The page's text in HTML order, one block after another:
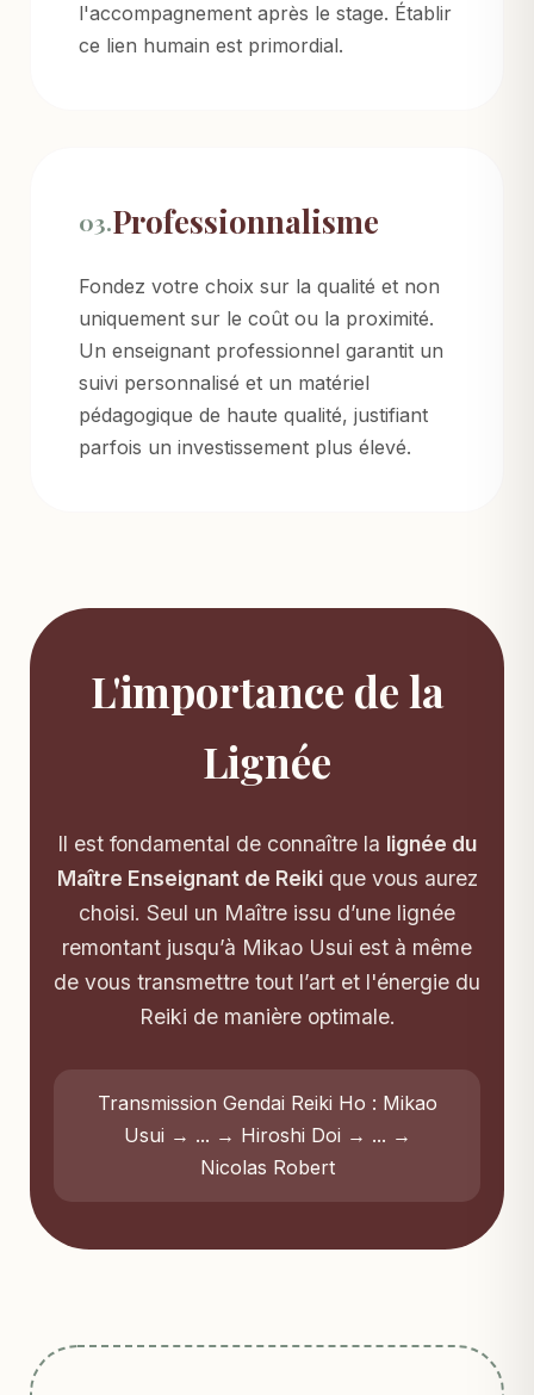
l'accompagnement après le stage. Établir
ce lien humain est primordial.
03.Professionnalisme
Fondez votre choix sur la qualité et non
uniquement sur le coût ou la proximité.
Un enseignant professionnel garantit un
suivi personnalisé et un matériel
pédagogique de haute qualité, justifiant
parfois un investissement plus élevé.
L'importance de la
Lignée
Il est fondamental de connaître la lignée du
Maître Enseignant de Reikique vous aurez
choisi. Seul un Maître issu d’une lignée
remontant jusqu’à Mikao Usui est à même
de vous transmettre tout l’art et l'énergie du
Reiki de manière optimale.
Transmission Gendai Reiki Ho : Mikao
Usui → ... → Hiroshi Doi → ... →
Nicolas Robert